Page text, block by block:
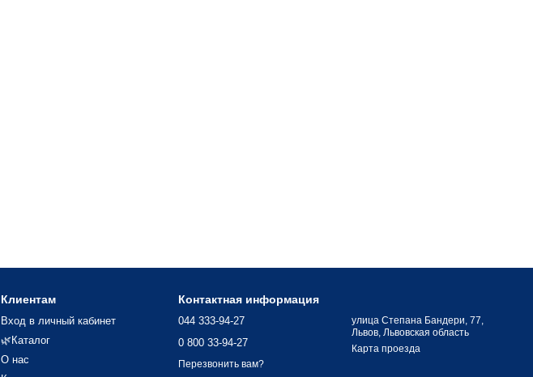
Клиентам
Вход в личный кабинет
🌿Каталог
О нас
Контактная информация
044 333-94-27
0 800 33-94-27
Перезвонить вам?
улица Степана Бандери, 77,
Львов, Львовская область
Карта проезда